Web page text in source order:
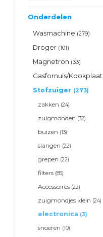
Onderdelen
Wasmachine (279)
Droger (101)
Magnetron (33)
Gasfornuis/Kookplaat
Stofzuiger (273)
zakken (24)
zuigmonden (32)
buizen (13)
slangen (22)
grepen (22)
filters (85)
Accessoires (22)
zuigmondjes klein (24)
electronica (3)
snoeren (10)